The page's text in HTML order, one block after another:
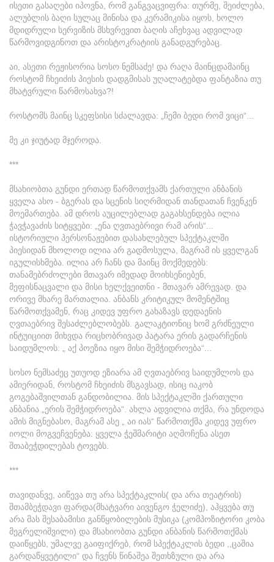
ისეთი გასაღები იპოვნა, რომ განგვაცვიფრა: თურმე, შეიძლება,
ალუბლის ბაღი სულაც მინისა და კერამიკისა იყოს, ხოლო
მდიდრული სერვიზის მსხვრევით ბაღის აჩეხვაც ადვილად
წარმოვიდგინოთ და არისტოკრატიის განადგურებაც.
აი, ასეთი რეჟისორია სოსო ნემსაძე! და რაღა მაინცდამაინც
როსტომ ჩხეიძის პიესის დადგმისას უღალატებდა ფანტაზია თუ
მხატვრული წარმოსახვა?!
როსტომს მაინც სკეფსისი სძალავდა: „ჩემი ბედი რომ ვიცი“...
მე კი ჯიუტად მჯეროდა.
***
მსახიობთა გუნდი ერთად წარმოთქვამს ქართული ანბანის
ყველა ასო - ბგერას და სცენის სიღრმიდან თანდათან ჩვენკენ
მოემართება. ამ დროს აუცილებლად გაგახსენდება ილია
ჭავჭავაძის სიტყვები: „ენა ღვთაებრივი რამ არის“...
ისტორიული პერსონაჟებით დასახლებულ სპექტაკლში
პიესიდან მხოლოდ ილია არ გადმოსულა, მაგრამ ის ყველგან
იგულისხმება. ილია არ ჩანს და მაინც მოქმედებს:
თანამებრძოლები მთავარ იმედად მოიხსენიებენ,
მეფისნაცვალი და მისი ხელქვეითნი - მთავარ ამრევად. და
ორივე მხარე მართალია. ანბანს კრიტიკულ მომენტშიც
წარმოთქვამენ, რაც კიდევ უფრო გახაზავს დედაენის
ღვთაებრივ შესაძლებლობებს. გალაკტიონიც ხომ გრძნეული
ინტუიციით მიხვდა რიცხობრივად პატარა ერის გადარჩენის
საიდუმლოს: „ აქ პოეზია იყო მისი შემჭიდროება“...
სოსო ნემსაძეც უთუოდ ეზიარა ამ ღვთაებრივ საიდუმლოს და
ამიერიდან, როსტომ ჩხეიძის მსგავსად, ისიც იაკობ
გოგებაშვილთან განდობილია. მის სპექტაკლში ქართული
ანბანია „ერის შემჭიდროება“. ახლა ადვილია თქმა, რა უნდოდა
ამის მიგნებასო, მაგრამ ასე „ აი იას“ წარმოთქმა კიდევ უფრო
იოლი მოგვეჩვენება: ყველა ჭეშმარიტი აღმოჩენა ასეთ
შთაბეჭდილებას ტოვებს.
***
თავიდანვე, აიწევა თუ არა სპექტაკლის( და არა თეატრის)
შთამბეჭდავი ფარდა(მხატვარი აივენგო ჭელიძე), აჰყვება თუ
არა მას შესაბამისი განწყობილების მუსიკა (კომპოზიტორი კობა
მეგრელიშვილი) და მსახიობთა გუნდი ანბანის წარმოთქმას
დაიწყებს, უმალვე გაიფიქრებ, რომ სპექტაკლის ბედი ,,ცაშია
გარდაწყვეტილი“ და ჩვენს წინაშეა შეთხზული და არა